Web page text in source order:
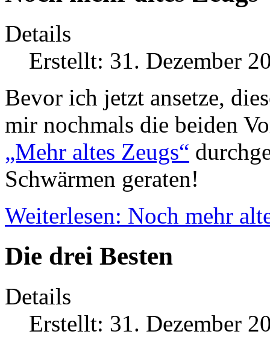
Details
Erstellt: 31. Dezember
Bevor ich jetzt ansetze,
mir nochmals die beiden
„Mehr altes Zeugs“
Schwärmen geraten!
Weiterlesen: Noch mehr
Die drei Besten
Details
Erstellt: 31. Dezember